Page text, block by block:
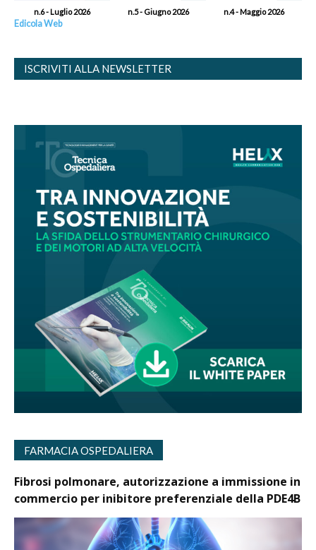
n.6 - Luglio 2026 n.5 - Giugno 2026 n.4 - Maggio 2026
Edicola Web
ISCRIVITI ALLA NEWSLETTER
FARMACIA OSPEDALIERA
Fibrosi polmonare, autorizzazione a immissione in
commercio per inibitore preferenziale della PDE4B